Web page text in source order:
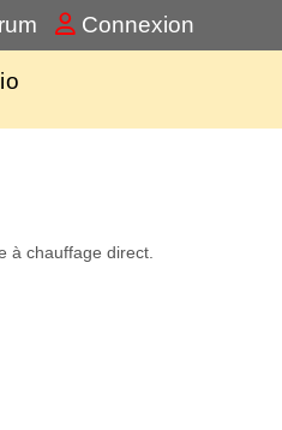
Connexion
à chauffage direct.